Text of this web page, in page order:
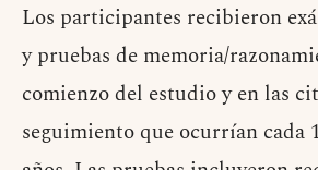
Los participantes recibieron
y pruebas de memoria/
comienzo del estudio y en las
seguimiento que ocurrían cada